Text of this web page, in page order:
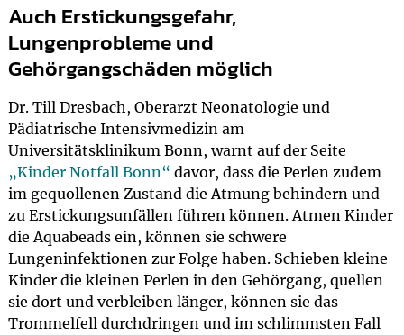
Auch Erstickungsgefahr,
Lungenprobleme und
Gehörgangschäden möglich
Dr. Till Dresbach, Oberarzt Neonatologie und
Pädiatrische Intensivmedizin am
Universitätsklinikum Bonn, warnt auf der Seite
„Kinder Notfall Bonn“ davor, dass die Perlen zudem
im gequollenen Zustand die Atmung behindern und
zu Erstickungsunfällen führen können. Atmen Kinder
die Aquabeads ein, können sie schwere
Lungeninfektionen zur Folge haben. Schieben kleine
Kinder die kleinen Perlen in den Gehörgang, quellen
sie dort und verbleiben länger, können sie das
Trommelfell durchdringen und im schlimmsten Fall